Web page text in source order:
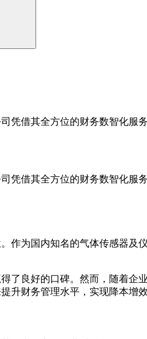
凭借其全方位的财务数智化服
凭借其全方位的财务数智化服
作为国内知名的气体传感器及
了良好的口碑。然而，随着企
升财务管理水平，实现降本增效